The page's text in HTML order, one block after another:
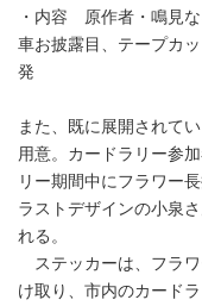
・内容 原作者・鳴見
車お披露目、テープカ
発
また、既に展開されて
用意。カードラリー参
リー期間中にフラワー
ラストデザインの小泉
れる。
ステッカーは、フラ
け取り、市内のカード